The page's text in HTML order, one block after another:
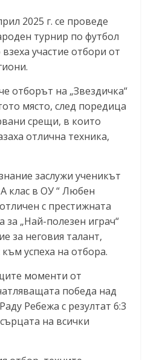
2025 г. се проведе
турнир по футбол
участие отбори от
отборът на „Звездичка“
място, след поредица
срещи, в които
отлична техника,
заслужи ученикът
клас в ОУ “ Любен
с престижната
за „Най-полезен играч“
за неговия талант,
успеха на отбора.
моменти от
победа над
Ребежа с резултат 6:3
на всички